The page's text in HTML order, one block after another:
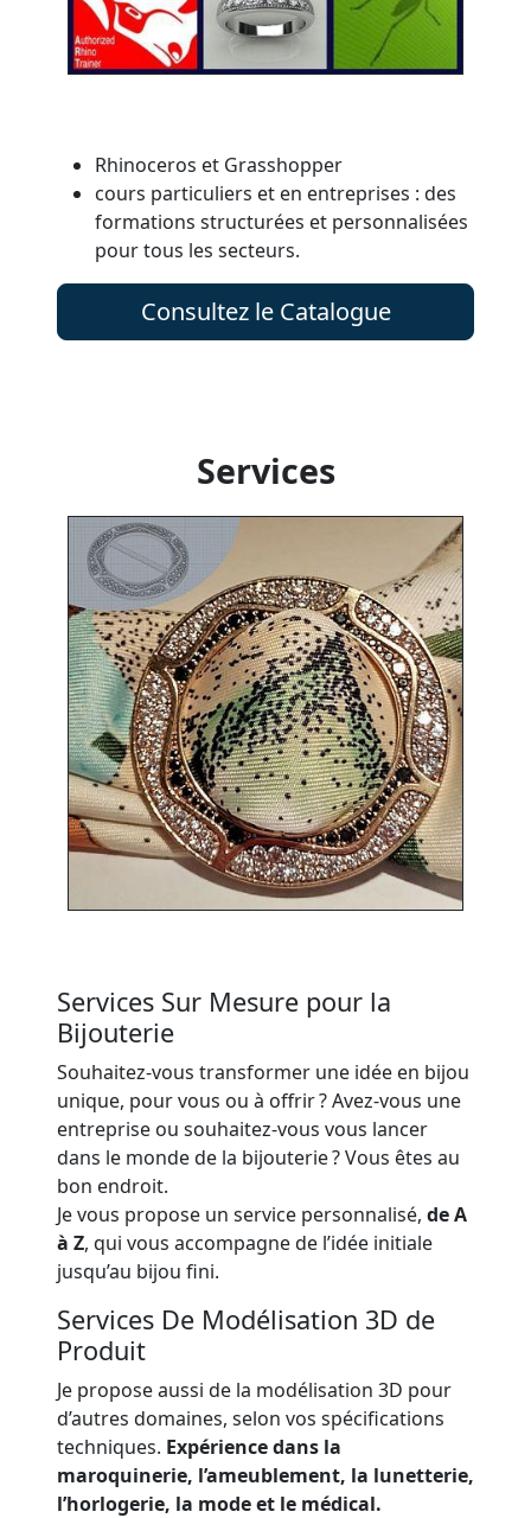
Rhinoceros et Grasshopper
cours particuliers et en entreprises : des
formations structurées et personnalisées
pour tous les secteurs.
Consultez le Catalogue
Services
Services Sur Mesure pour la
Bijouterie
Souhaitez-vous transformer une idée en bijou
unique, pour vous ou à offrir ? Avez-vous une
entreprise ou souhaitez-vous vous lancer
dans le monde de la bijouterie ? Vous êtes au
bon endroit.
Je vous propose un service personnalisé, de A
à Z, qui vous accompagne de l’idée initiale
jusqu’au bijou fini.
Services De Modélisation 3D de
Produit
Je propose aussi de la modélisation 3D pour
d’autres domaines, selon vos spécifications
techniques. Expérience dans la
maroquinerie, l’ameublement, la lunetterie,
l’horlogerie, la mode et le médical.